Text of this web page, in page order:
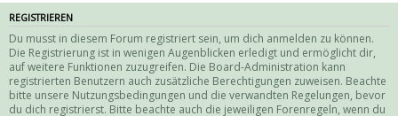
REGISTRIEREN
Du musst in diesem Forum registriert sein, um dich anmelden zu können.
Die Registrierung ist in wenigen Augenblicken erledigt und ermöglicht dir,
auf weitere Funktionen zuzugreifen. Die Board-Administration kann
registrierten Benutzern auch zusätzliche Berechtigungen zuweisen. Beachte
bitte unsere Nutzungsbedingungen und die verwandten Regelungen, bevor
du dich registrierst. Bitte beachte auch die jeweiligen Forenregeln, wenn du